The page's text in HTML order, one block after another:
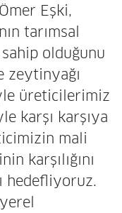
Eşki,
tarımsal
olduğunu
zeytinyağı
üreticilerimiz
karşı karşıya
mali
karşılığını
hedefliyoruz.